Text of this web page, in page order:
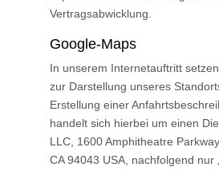
Vertragsabwicklung.
Google-Maps
In unserem Internetauftritt
zur Darstellung unseres
Erstellung einer
handelt sich hierbei um einen
LLC, 1600 Amphitheatre
CA 94043 USA, nachfolgend nur